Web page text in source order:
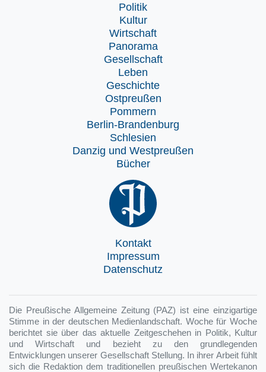
Politik
Kultur
Wirtschaft
Panorama
Gesellschaft
Leben
Geschichte
Ostpreußen
Pommern
Berlin-Brandenburg
Schlesien
Danzig und Westpreußen
Bücher
Kontakt
Impressum
Datenschutz
Die Preußische Allgemeine Zeitung (PAZ) ist eine einzigartige
Stimme in der deutschen Medienlandschaft. Woche für Woche
berichtet sie über das aktuelle Zeitgeschehen in Politik, Kultur
und Wirtschaft und bezieht zu den grundlegenden
Entwicklungen unserer Gesellschaft Stellung. In ihrer Arbeit fühlt
sich die Redaktion dem traditionellen preußischen Wertekanon